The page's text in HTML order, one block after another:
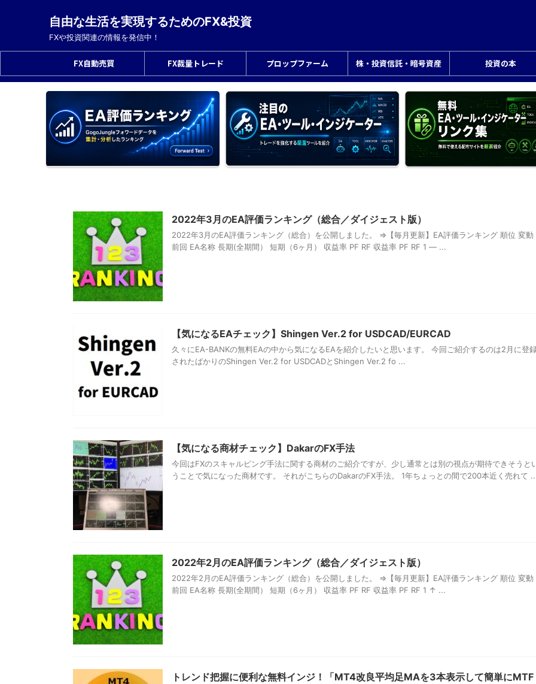
自由な生活を実現するためのFX&投資
FXや投資関連の情報を発信中！
FX自動売買 FX裁量トレード プロップファーム 株・投資信託・暗号資産 投資の本
2022年3月のEA評価ランキング（総合／ダイジェスト版）
2022年3月のEA評価ランキング（総合）を公開しました。 ⇒【毎月更新】EA評価ランキング 順位 変動
前回 EA名称 長期(全期間） 短期（6ヶ月） 収益率 PF RF 収益率 PF RF 1 ― ...
【気になるEAチェック】Shingen Ver.2 for USDCAD/EURCAD
久々にEA-BANKの無料EAの中から気になるEAを紹介したいと思います。 今回ご紹介するのは2月に登
されたばかりのShingen Ver.2 for USDCADとShingen Ver.2 fo ...
【気になる商材チェック】DakarのFX手法
今回はFXのスキャルピング手法に関する商材のご紹介ですが、少し通常とは別の視点が期待できそうと
うことで気になった商材です。 それがこちらのDakarのFX手法。 1年ちょっとの間で200本近く売れて
2022年2月のEA評価ランキング（総合／ダイジェスト版）
2022年2月のEA評価ランキング（総合）を公開しました。 ⇒【毎月更新】EA評価ランキング 順位 変動
前回 EA名称 長期(全期間） 短期（6ヶ月） 収益率 PF RF 収益率 PF RF 1 ↑ ...
トレンド把握に便利な無料インジ！「MT4改良平均足MAを3本表示して簡単にMTF